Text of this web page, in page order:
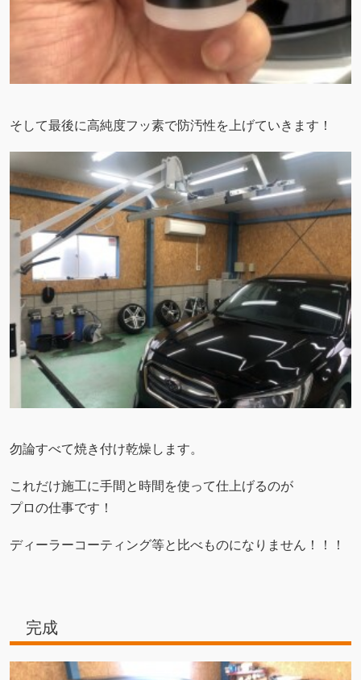
そして最後に高純度フッ素で防汚性を上げていきます！
勿論すべて焼き付け乾燥します。
これだけ施工に手間と時間を使って仕上げるのが
プロの仕事です！
ディーラーコーティング等と比べものになりません！！！
完成